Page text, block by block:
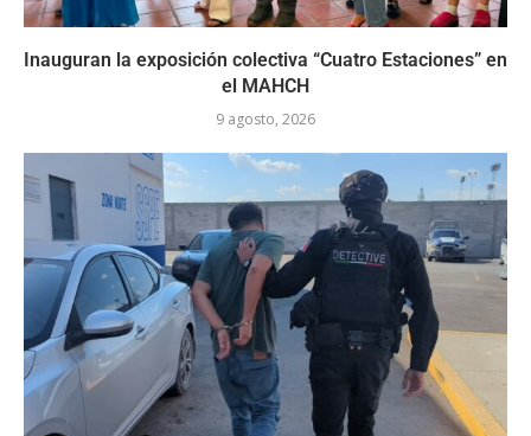
Inauguran la exposición colectiva “Cuatro Estaciones” en
el MAHCH
9 agosto, 2026